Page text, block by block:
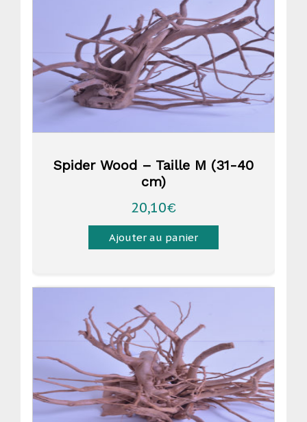
Spider Wood – Taille M (31-40
cm)
20,10€
Ajouter au panier